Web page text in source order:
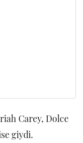
Carey, Dolce
giydi.